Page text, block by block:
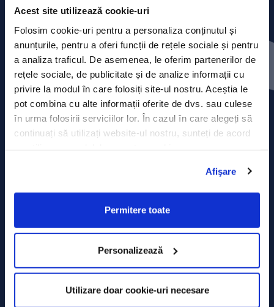
Acest site utilizează cookie-uri
Folosim cookie-uri pentru a personaliza conținutul și
anunțurile, pentru a oferi funcții de rețele sociale și pentru
a analiza traficul. De asemenea, le oferim partenerilor de
rețele sociale, de publicitate și de analize informații cu
privire la modul în care folosiți site-ul nostru. Aceștia le
pot combina cu alte informații oferite de dvs. sau culese
în urma folosirii serviciilor lor. În cazul în care alegeți să
continuați să utilizați website-ul nostru, sunteți de acord
Afişare
Permitere toate
Personalizează
Utilizare doar cookie-uri necesare
Contact
Comunicate de presă
Politica de confidențialitate
Politica de prelucrare a datelor
Declarația Cookie